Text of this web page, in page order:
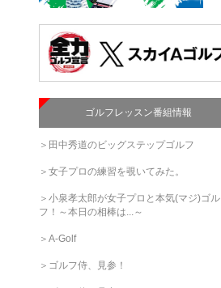
ゴルフレッスン番組情報
＞田中秀道のビッグステップゴルフ
＞女子プロの練習を覗いてみた。
＞小泉孝太郎が女子プロと本気(マジ)ゴル
フ！～本日の相棒は...～
＞A-Golf
＞ゴルフ侍、見参！